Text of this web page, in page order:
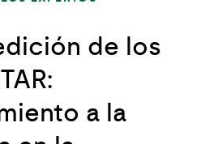
de los
a la